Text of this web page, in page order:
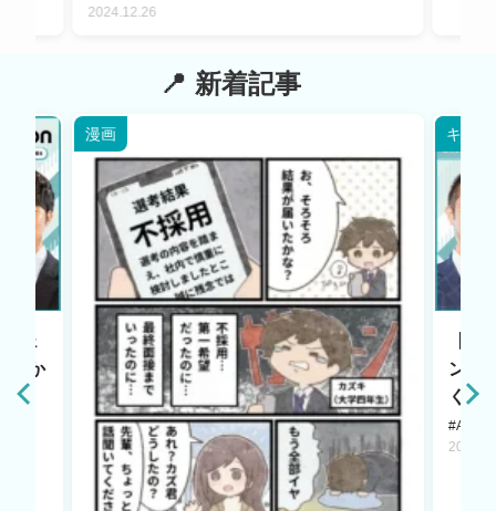
2024.12.26
新着記事
ェ
点か
漫画 キャリ
ント
く若
#AI LAB